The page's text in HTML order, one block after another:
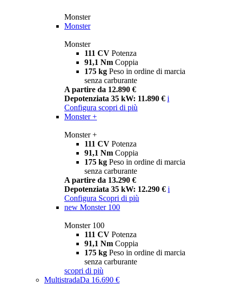
Monster
Monster
Monster
111 CV Potenza
91,1 Nm Coppia
175 kg Peso in ordine di marcia
senza carburante
A partire da 12.890 €
Depotenziata 35 kW: 11.890 € i
Configura scopri di più
Monster +
Monster +
111 CV Potenza
91,1 Nm Coppia
175 kg Peso in ordine di marcia
senza carburante
A partire da 13.290 €
Depotenziata 35 kW: 12.290 € i
Configura Scopri di più
new Monster 100
Monster 100
111 CV Potenza
91,1 Nm Coppia
175 kg Peso in ordine di marcia
senza carburante
scopri di più
MultistradaDa 16.690 €